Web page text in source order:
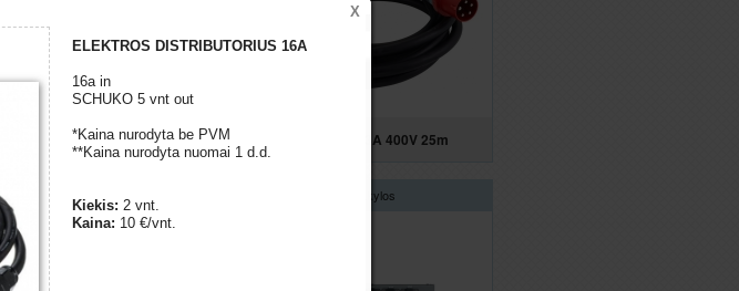
KABELIS 32A 400V 25m KABELIS 63A 400V 25m
Scenos ir pakylos Scenos ir pakylos
X
ELEKTROS DISTRIBUTORIUS 16A
16a in
SCHUKO 5 vnt out
*Kaina nurodyta be PVM
**Kaina nurodyta nuomai 1 d.d.
Kiekis: 2 vnt.
Kaina: 10 €/vnt.